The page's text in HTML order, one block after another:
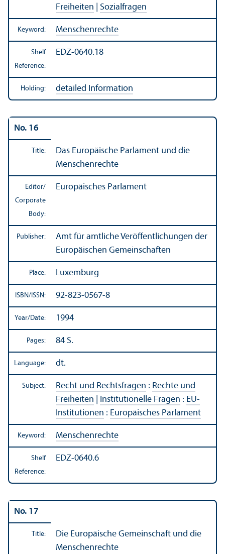
Freiheiten
Sozialfragen
Keyword: Menschenrechte
Shelf
Reference:
EDZ-0640.18
Holding: detailed Information
No. 16
Title:
Das Europäische Parlament und die
Menschenrechte
Editor/
Corporate
Body:
Europäisches Parlament
Publisher:
Amt für amtliche Veröffentlichungen der
Europäischen Gemeinschaften
Place: Luxemburg
ISBN/ISSN: 92-823-0567-8
Year/Date: 1994
Pages: 84 S.
Language: dt.
Subject: Recht und Rechtsfragen : Rechte und
Freiheiten
Institutionelle Fragen : EU-
Institutionen : Europäisches Parlament
Keyword: Menschenrechte
Shelf
Reference:
EDZ-0640.6
No. 17
Title:
Die Europäische Gemeinschaft und die
Menschenrechte